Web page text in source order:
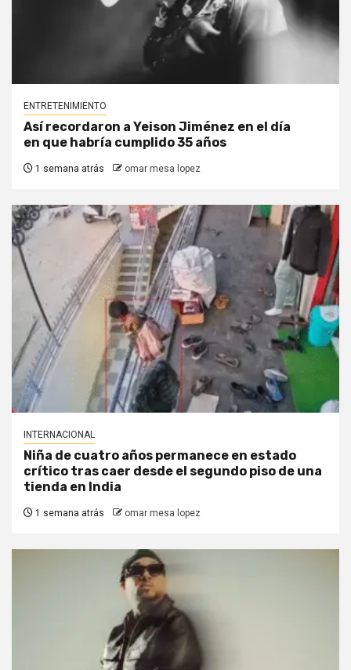
ENTRETENIMIENTO
Así recordaron a Yeison Jiménez en el día
en que habría cumplido 35 años
1 semana atrás omar mesa lopez
INTERNACIONAL
Niña de cuatro años permanece en estado
crítico tras caer desde el segundo piso de una
tienda en India
1 semana atrás omar mesa lopez